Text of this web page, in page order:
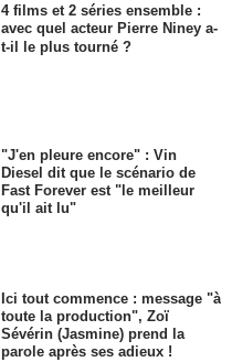
4 films et 2 séries ensemble :
avec quel acteur Pierre Niney a-
t-il le plus tourné ?
"J'en pleure encore" : Vin
Diesel dit que le scénario de
Fast Forever est "le meilleur
qu'il ait lu"
Ici tout commence : message "à
toute la production", Zoï
Sévérin (Jasmine) prend la
parole après ses adieux !